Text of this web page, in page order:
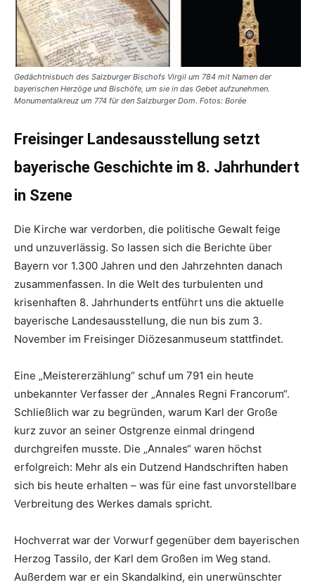
Gedächtnisbuch des Salzburger Bischofs Virgil um 784 mit Namen der
bayerischen Herzöge und Bischöfe, um sie in das Gebet aufzunehmen.
Monumentalkreuz um 774 für den Salzburger Dom. Fotos: Borée
Freisinger Landesausstellung setzt
bayerische Geschichte im 8. Jahrhundert
in Szene
Die Kirche war verdorben, die politische Gewalt feige
und unzuverlässig. So lassen sich die Berichte über
Bayern vor 1.300 Jahren und den Jahrzehnten danach
zusammenfassen. In die Welt des turbulenten und
krisenhaften 8. Jahrhunderts entführt uns die aktuelle
bayerische Landesausstellung, die nun bis zum 3.
November im Freisinger Diözesanmuseum stattfindet.
Eine „Meistererzählung“ schuf um 791 ein heute
unbekannter Verfasser der „Annales Regni Francorum“.
Schließlich war zu begründen, warum Karl der Große
kurz zuvor an seiner Ostgrenze einmal dringend
durchgreifen musste. Die „Annales“ waren höchst
erfolgreich: Mehr als ein Dutzend Handschriften haben
sich bis heute erhalten – was für eine fast unvorstellbare
Verbreitung des Werkes damals spricht.
Hochverrat war der Vorwurf gegenüber dem bayerischen
Herzog Tassilo, der Karl dem Großen im Weg stand.
Außerdem war er ein Skandalkind, ein unerwünschter